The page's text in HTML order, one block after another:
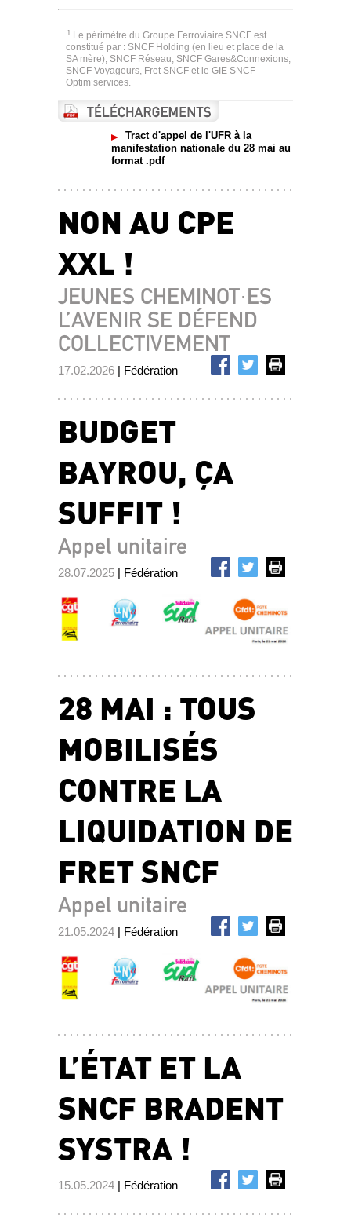
1 Le périmètre du Groupe Ferroviaire SNCF est
constitué par : SNCF Holding (en lieu et place de la
SA mère), SNCF Réseau, SNCF Gares&Connexions,
SNCF Voyageurs, Fret SNCF et le GIE SNCF
Optim’services.
Tract d'appel de l'UFR à la
manifestation nationale du 28 mai au
format .pdf
NON AU CPE
XXL !
JEUNES CHEMINOT·ES
L’AVENIR SE DÉFEND
COLLECTIVEMENT
17.02.2026 | Fédération
BUDGET
BAYROU, ÇA
SUFFIT !
Appel unitaire
28.07.2025 | Fédération
28 MAI : TOUS
MOBILISÉS
CONTRE LA
LIQUIDATION DE
FRET SNCF
Appel unitaire
21.05.2024 | Fédération
L’ÉTAT ET LA
SNCF BRADENT
SYSTRA !
15.05.2024 | Fédération